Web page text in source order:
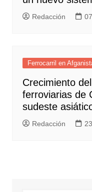
Redacción
Ferrocarril en
Crecimiento
ferroviarias de
sudeste
Redacción